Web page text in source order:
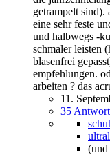
getrampelt sind).
eine sehr feste
und halbwegs -
schmaler leisten
blasenfrei
empfehlungen.
arbeiten ? das
11.
35
(und